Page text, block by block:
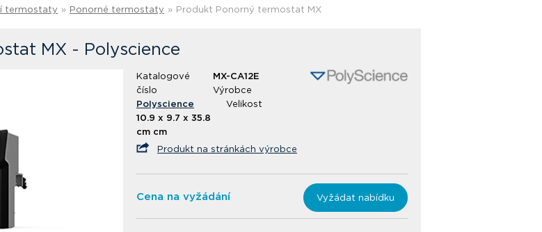
termostaty » Ponorné termostaty » Produkt Ponorný termostat MX
MX - Polyscience
Katalogové
číslo
MX-CA12E
Výrobce
Polyscience
Velikost
10.9 x 9.7 x 35.8
cm cm
Produkt na stránkách výrobce
Cena na vyžádání Vyžádat nabídku